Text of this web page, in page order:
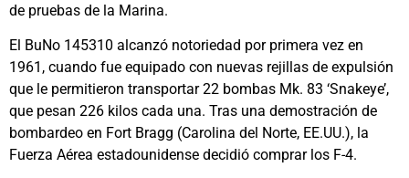
de pruebas de la Marina.
El BuNo 145310 alcanzó notoriedad por primera vez en
1961, cuando fue equipado con nuevas rejillas de expulsión
que le permitieron transportar 22 bombas Mk. 83 ‘Snakeye’,
que pesan 226 kilos cada una. Tras una demostración de
bombardeo en Fort Bragg (Carolina del Norte, EE.UU.), la
Fuerza Aérea estadounidense decidió comprar los F-4.